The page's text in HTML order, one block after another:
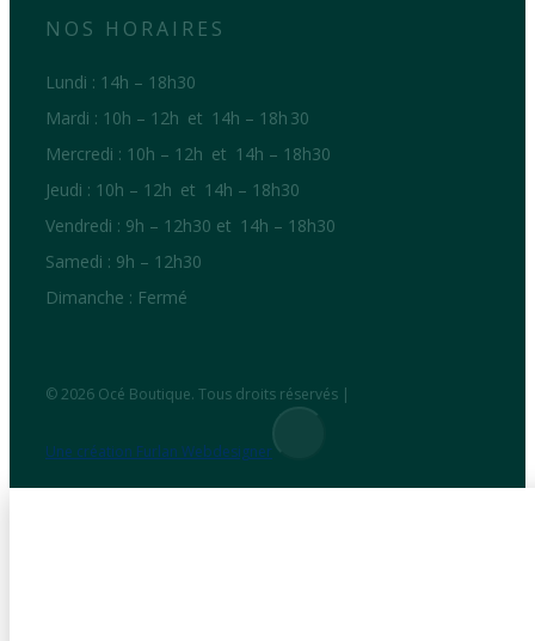
NOS HORAIRES
Lundi : 14h – 18h30
Mardi : 10h – 12h et 14h – 18h 30
Mercredi : 10h – 12h et 14h – 18h30
Jeudi : 10h – 12h et 14h – 18h30
Vendredi : 9h – 12h30 et 14h – 18h30
Samedi : 9h – 12h30
Dimanche : Fermé
© 2026 Océ Boutique. Tous droits réservés |
Une création Furlan Webdesigner